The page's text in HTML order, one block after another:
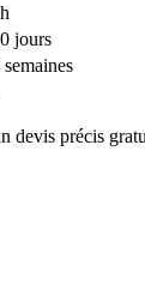
jours
semaines
devis précis